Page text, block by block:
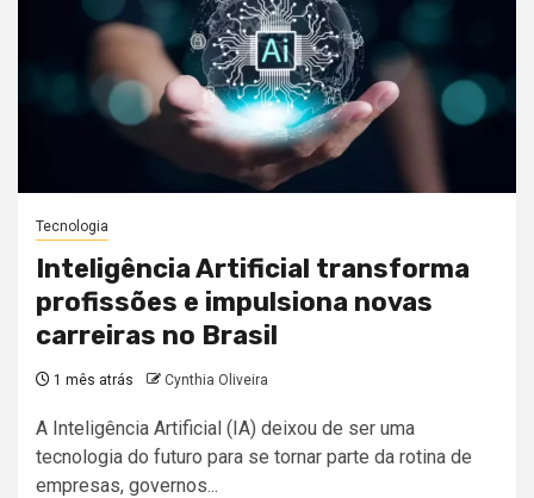
Tecnologia
Inteligência Artificial transforma
profissões e impulsiona novas
carreiras no Brasil
1 mês atrás Cynthia Oliveira
A Inteligência Artificial (IA) deixou de ser uma
tecnologia do futuro para se tornar parte da rotina de
empresas, governos...